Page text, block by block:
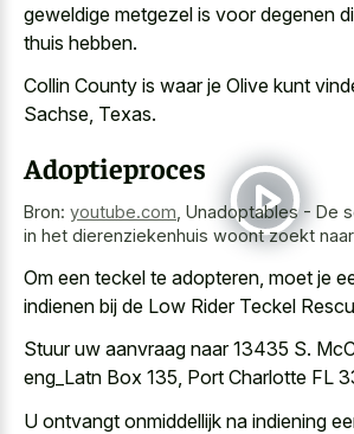
geweldige metgezel is voor degenen
thuis hebben.
Collin County is waar je Olive kunt
Sachse, Texas.
Adoptieproces
Bron: youtube.com, Unadoptables - De
in het dierenziekenhuis woont zoekt
Om een teckel te adopteren, moet je
indienen bij de Low Rider Teckel
Stuur uw aanvraag naar 13435 S.
eng_Latn Box 135, Port Charlotte FL
U ontvangt onmiddellijk na indiening